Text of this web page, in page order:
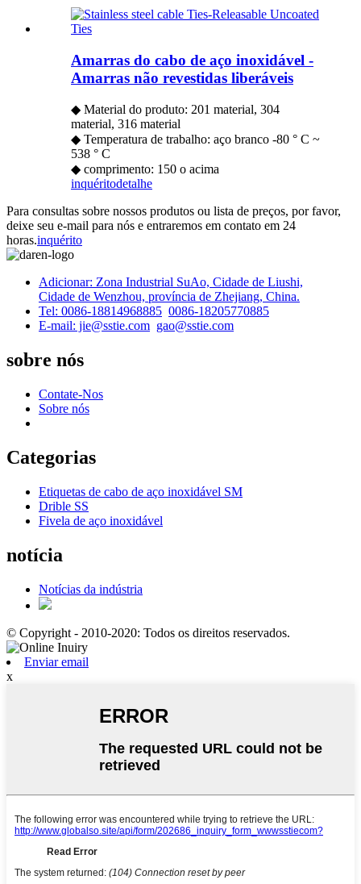
Amarras do cabo de aço inoxidável -
Amarras não revestidas liberáveis
◆ Material do produto: 201 material, 304
material, 316 material
◆ Temperatura de trabalho: aço branco -80 ° C ~
538 ° C
◆ comprimento: 150 o acima
inquéritodetalhe
Para consultas sobre nossos produtos ou lista de preços, por favor,
deixe seu e-mail para nós e entraremos em contato em 24
horas.inquérito
Adicionar: Zona Industrial SuAo, Cidade de Liushi,
Cidade de Wenzhou, província de Zhejiang, China.
Tel: 0086-18814968885 0086-18205770885
E-mail: jie@sstie.com gao@sstie.com
sobre nós
Contate-Nos
Sobre nós
Categorias
Etiquetas de cabo de aço inoxidável SM
Drible SS
Fivela de aço inoxidável
notícia
Notícias da indústria
© Copyright - 2010-2020: Todos os direitos reservados.
Enviar email
x